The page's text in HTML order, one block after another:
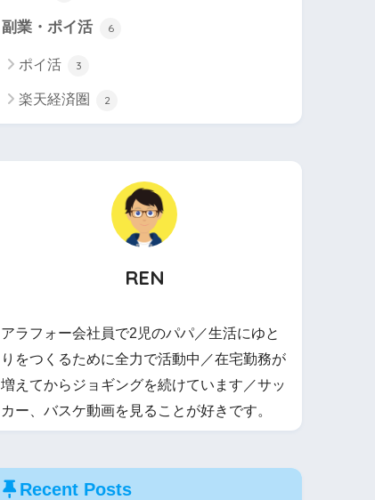
副業・ポイ活 6
ポイ活 3
楽天経済圏 2
REN
アラフォー会社員で2児のパパ／生活にゆと
りをつくるために全力で活動中／在宅勤務が
増えてからジョギングを続けています／サッ
カー、バスケ動画を見ることが好きです。
Recent Posts